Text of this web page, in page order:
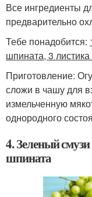
Все ингредиенты
предварительно
Тебе понадобится:
шпината, 3 листика
Приготовление:
сложи в чашу для
измельченную
однородного
4. Зеленый
шпината